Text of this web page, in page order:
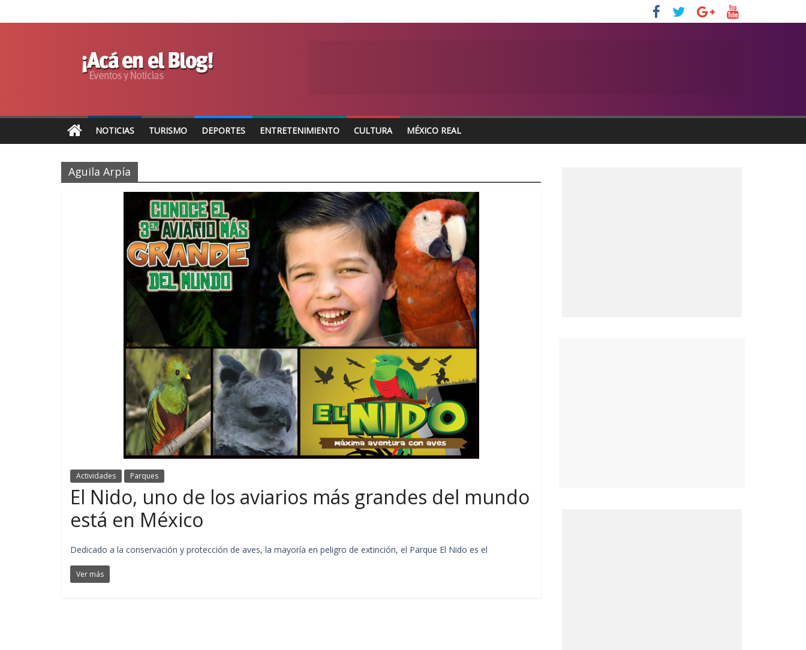
NOTICIAS TURISMO DEPORTES ENTRETENIMIENTO CULTURA MÉXICO REAL
Aguila Arpía
Actividades Parques
El Nido, uno de los aviarios más grandes del mundo
está en México
Dedicado a la conservación y protección de aves, la mayoría en peligro de extinción, el Parque El Nido es el
Ver más